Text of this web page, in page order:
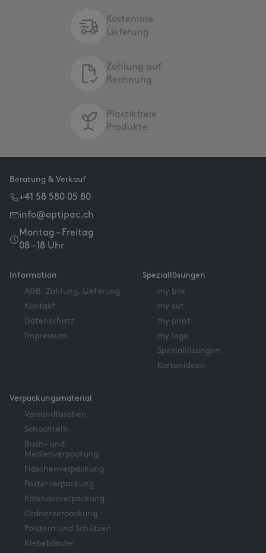
Kostenlose
Lieferung
Zahlung auf
Rechnung
Plastikfreie
Produkte
Beratung & Verkauf
+41 58 580 05 80
info@optipac.ch
Montag – Freitag
08 – 18 Uhr
Information
AGB, Zahlung, Lieferung
Kontakt
Datenschutz
Impressum
Speziallösungen
my box
my cut
my print
my logo
Speziallösungen
Kartonideen
Verpackungsmaterial
Versandtaschen
Schachteln
Buch- und
Medienverpackung
Flaschenverpackung
Posterverpackung
Kalenderverpackung
Ordnerverpackung
Polstern und Schützen
Klebebänder